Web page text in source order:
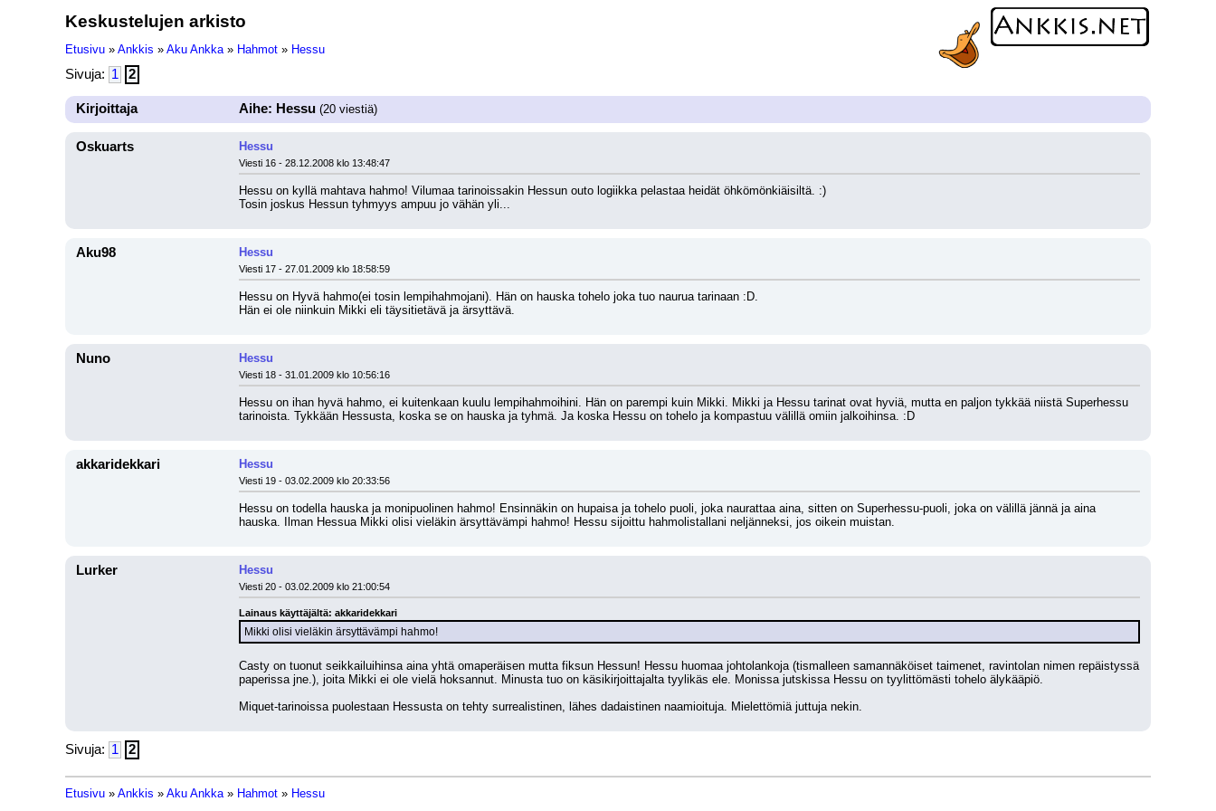
Keskustelujen arkisto
Etusivu » Ankkis » Aku Ankka » Hahmot » Hessu
Sivuja: 1 2
Kirjoittaja Aihe: Hessu (20 viestiä)
Oskuarts Hessu
Viesti 16 - 28.12.2008 klo 13:48:47
Hessu on kyllä mahtava hahmo! Vilumaa tarinoissakin Hessun outo logiikka pelastaa heidät öhkömönkiäisiltä. :)
Tosin joskus Hessun tyhmyys ampuu jo vähän yli...
Aku98 Hessu
Viesti 17 - 27.01.2009 klo 18:58:59
Hessu on Hyvä hahmo(ei tosin lempihahmojani). Hän on hauska tohelo joka tuo naurua tarinaan :D.
Hän ei ole niinkuin Mikki eli täysitietävä ja ärsyttävä.
Nuno Hessu
Viesti 18 - 31.01.2009 klo 10:56:16
Hessu on ihan hyvä hahmo, ei kuitenkaan kuulu lempihahmoihini. Hän on parempi kuin Mikki. Mikki ja Hessu tarinat ovat hyviä, mutta en paljon tykkää niistä Superhessu
tarinoista. Tykkään Hessusta, koska se on hauska ja tyhmä. Ja koska Hessu on tohelo ja kompastuu välillä omiin jalkoihinsa. :D
akkaridekkari Hessu
Viesti 19 - 03.02.2009 klo 20:33:56
Hessu on todella hauska ja monipuolinen hahmo! Ensinnäkin on hupaisa ja tohelo puoli, joka naurattaa aina, sitten on Superhessu-puoli, joka on välillä jännä ja aina
hauska. Ilman Hessua Mikki olisi vieläkin ärsyttävämpi hahmo! Hessu sijoittu hahmolistallani neljänneksi, jos oikein muistan.
Lurker Hessu
Viesti 20 - 03.02.2009 klo 21:00:54
Lainaus käyttäjältä: akkaridekkari
Mikki olisi vieläkin ärsyttävämpi hahmo!
Casty on tuonut seikkailuihinsa aina yhtä omaperäisen mutta fiksun Hessun! Hessu huomaa johtolankoja (tismalleen samannäköiset taimenet, ravintolan nimen repäistyssä
paperissa jne.), joita Mikki ei ole vielä hoksannut. Minusta tuo on käsikirjoittajalta tyylikäs ele. Monissa jutskissa Hessu on tyylittömästi tohelo älykääpiö.
Miquet-tarinoissa puolestaan Hessusta on tehty surrealistinen, lähes dadaistinen naamioituja. Mielettömiä juttuja nekin.
Sivuja: 1 2
Etusivu » Ankkis » Aku Ankka » Hahmot » Hessu